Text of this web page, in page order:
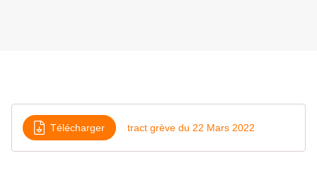
Télécharger tract grève du 22 Mars 2022